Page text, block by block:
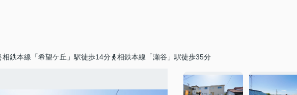
相鉄本線「希望ケ丘」駅徒歩14分 相鉄本線「瀬谷」駅徒歩35分